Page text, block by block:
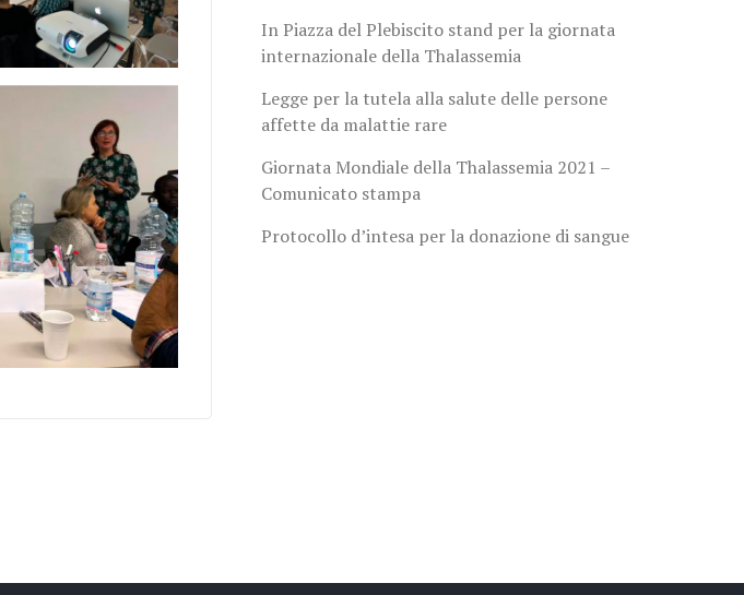
In Piazza del Plebiscito stand per la giornata
internazionale della Thalassemia
Legge per la tutela alla salute delle persone
affette da malattie rare
Giornata Mondiale della Thalassemia 2021 –
Comunicato stampa
Protocollo d’intesa per la donazione di sangue